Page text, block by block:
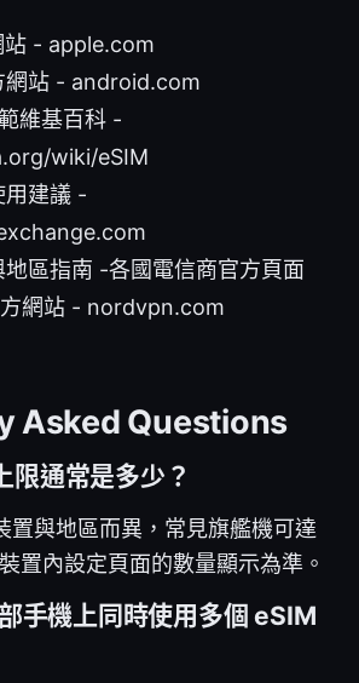
站 - apple.com
網站 - android.com
維基百科 -
wiki/eSIM
用建議 -
地區指南 -各國電信商官方頁面
網站 - nordvpn.com
Asked Questions
限通常是多少？
置與地區而異，常見旗艦機可達
置內設定頁面的數量顯示為準。
手機上同時使用多個 eSIM